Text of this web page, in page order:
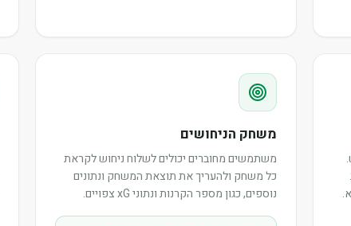
משחק הניחושים
משתמשים מחוברים יכולים לשלוח ניחוש לקראת
כל משחק ולהעריך את תוצאת המשחק ונתונים
נוספים, כגון מספר הקרנות ונתוני xG צפויים.